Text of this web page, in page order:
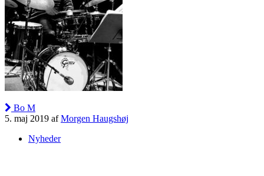
Bo M
5. maj 2019 afMorgen Haugshøj
Nyheder